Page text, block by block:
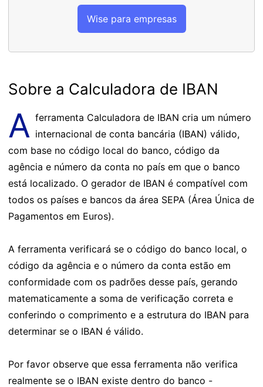
Wise para empresas
Sobre a Calculadora de IBAN
A ferramenta Calculadora de IBAN cria um número
internacional de conta bancária (IBAN) válido,
com base no código local do banco, código da
agência e número da conta no país em que o banco
está localizado. O gerador de IBAN é compatível com
todos os países e bancos da área SEPA (Área Única de
Pagamentos em Euros).
A ferramenta verificará se o código do banco local, o
código da agência e o número da conta estão em
conformidade com os padrões desse país, gerando
matematicamente a soma de verificação correta e
conferindo o comprimento e a estrutura do IBAN para
determinar se o IBAN é válido.
Por favor observe que essa ferramenta não verifica
realmente se o IBAN existe dentro do banco -